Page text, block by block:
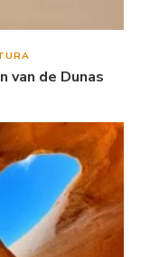
van de Dunas